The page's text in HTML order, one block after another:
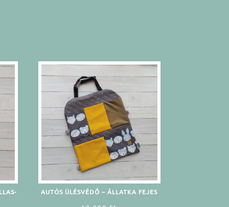
AUTÓS ÜLÉSVÉDŐ – ÁLLATKA FEJES